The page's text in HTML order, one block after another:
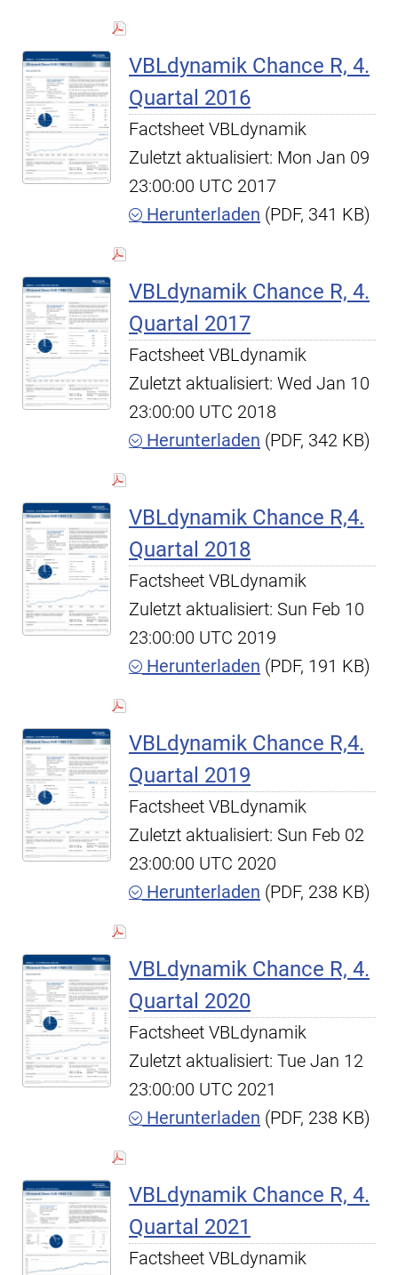
VBLdynamik Chance R, 4.
Quartal 2016
Factsheet VBLdynamik
Zuletzt aktualisiert: Mon Jan 09
23:00:00 UTC 2017
Herunterladen (PDF, 341 KB)
VBLdynamik Chance R, 4.
Quartal 2017
Factsheet VBLdynamik
Zuletzt aktualisiert: Wed Jan 10
23:00:00 UTC 2018
Herunterladen (PDF, 342 KB)
VBLdynamik Chance R,4.
Quartal 2018
Factsheet VBLdynamik
Zuletzt aktualisiert: Sun Feb 10
23:00:00 UTC 2019
Herunterladen (PDF, 191 KB)
VBLdynamik Chance R,4.
Quartal 2019
Factsheet VBLdynamik
Zuletzt aktualisiert: Sun Feb 02
23:00:00 UTC 2020
Herunterladen (PDF, 238 KB)
VBLdynamik Chance R, 4.
Quartal 2020
Factsheet VBLdynamik
Zuletzt aktualisiert: Tue Jan 12
23:00:00 UTC 2021
Herunterladen (PDF, 238 KB)
VBLdynamik Chance R, 4.
Quartal 2021
Factsheet VBLdynamik